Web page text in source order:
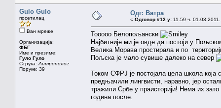
Gulo Gulo
посетилац
Ван мреже
Организација:
ФБГ
Име и презиме:
Гуло Гуло
Струка: Антрополог
Поруке: 39
Одг: Ватра
« Одговор #12 у: 11.59 ч.
Tooooo Белопољански
Најбитније ми је овде да постоји у
Велика Морава простирала и по
Пољска је мало сувише далеко на север
Током СФРЈ је постојала цела школа
предњачили лингвисти, наравно, јер
тражили Србе у праисторији! Нема их
година после.